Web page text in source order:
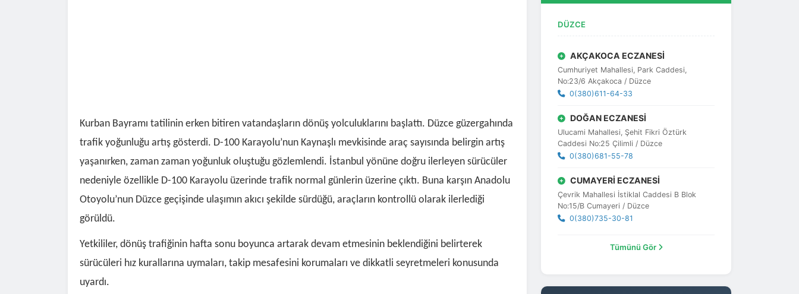
Kurban Bayramı tatilinin erken bitiren vatandaşların dönüş yolculuklarını başlattı. Düzce güzergahında
trafik yoğunluğu artış gösterdi. D-100 Karayolu’nun Kaynaşlı mevkisinde araç sayısında belirgin artış
yaşanırken, zaman zaman yoğunluk oluştuğu gözlemlendi. İstanbul yönüne doğru ilerleyen sürücüler
nedeniyle özellikle D-100 Karayolu üzerinde trafik normal günlerin üzerine çıktı. Buna karşın Anadolu
Otoyolu’nun Düzce geçişinde ulaşımın akıcı şekilde sürdüğü, araçların kontrollü olarak ilerlediği
görüldü.
Yetkililer, dönüş trafiğinin hafta sonu boyunca artarak devam etmesinin beklendiğini belirterek
sürücüleri hız kurallarına uymaları, takip mesafesini korumaları ve dikkatli seyretmeleri konusunda
uyardı.
DÜZCE
AKÇAKOCA ECZANESİ
Cumhuriyet Mahallesi, Park Caddesi,
No:23/6 Akçakoca / Düzce
0(380)611-64-33
DOĞAN ECZANESİ
Ulucami Mahallesi, Şehit Fikri Öztürk
Caddesi No:25 Çilimli / Düzce
0(380)681-55-78
CUMAYERİ ECZANESİ
Çevrik Mahallesi İstiklal Caddesi B Blok
No:15/B Cumayeri / Düzce
0(380)735-30-81
Tümünü Gör